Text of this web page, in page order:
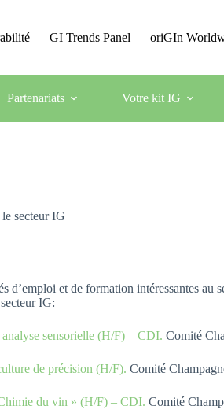
GI Trends Panel oriGIn
Partenariats Votre kit IG
secteur IG
d’emploi et de formation intéressantes
IG:
sensorielle (H/F) – CDI. Comité
de précision (H/F). Comité
du vin » (H/F) – CDI. Comité